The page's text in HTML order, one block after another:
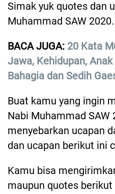
Simak yuk quotes dan
Muhammad SAW 2020.
BACA JUGA: 20 Kata
Jawa, Kehidupan,
Bahagia dan Sedih
Buat kamu yang ingin
Nabi Muhammad SAW
menyebarkan ucapan
dan ucapan berikut ini
Kamu bisa
maupun quotes